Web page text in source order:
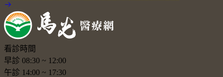
看診時間
早診 08:30 ~ 12:00
午診 14:00 ~ 17:30